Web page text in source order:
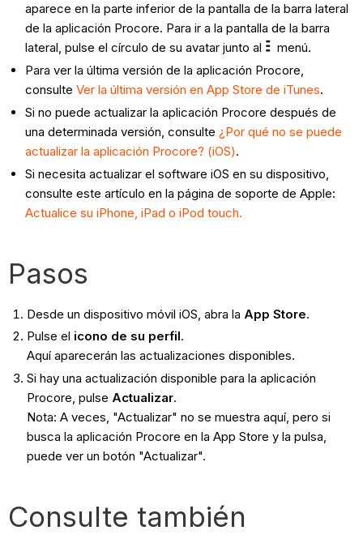
aparece en la parte inferior de la pantalla de la barra lateral
de la aplicación Procore. Para ir a la pantalla de la barra
lateral, pulse el círculo de su avatar junto al
menú.
Para ver la última versión de la aplicación Procore,
consulteVer la última versión en App Store de iTunes.
Si no puede actualizar la aplicación Procore después de
una determinada versión, consulte¿Por qué no se puede
actualizar la aplicación Procore? (iOS).
Si necesita actualizar el software iOS en su dispositivo,
consulte este artículo en la página de soporte de Apple:
Actualice su iPhone, iPad o iPod touch.
Pasos
Desde un dispositivo móvil iOS, abra la App Store.
Pulse el icono de su perfil.
Aquí aparecerán las actualizaciones disponibles.
Si hay una actualización disponible para la aplicación
Procore, pulse Actualizar.
Nota: A veces, "Actualizar" no se muestra aquí, pero si
busca la aplicación Procore en la App Store y la pulsa,
puede ver un botón "Actualizar".
Consulte también